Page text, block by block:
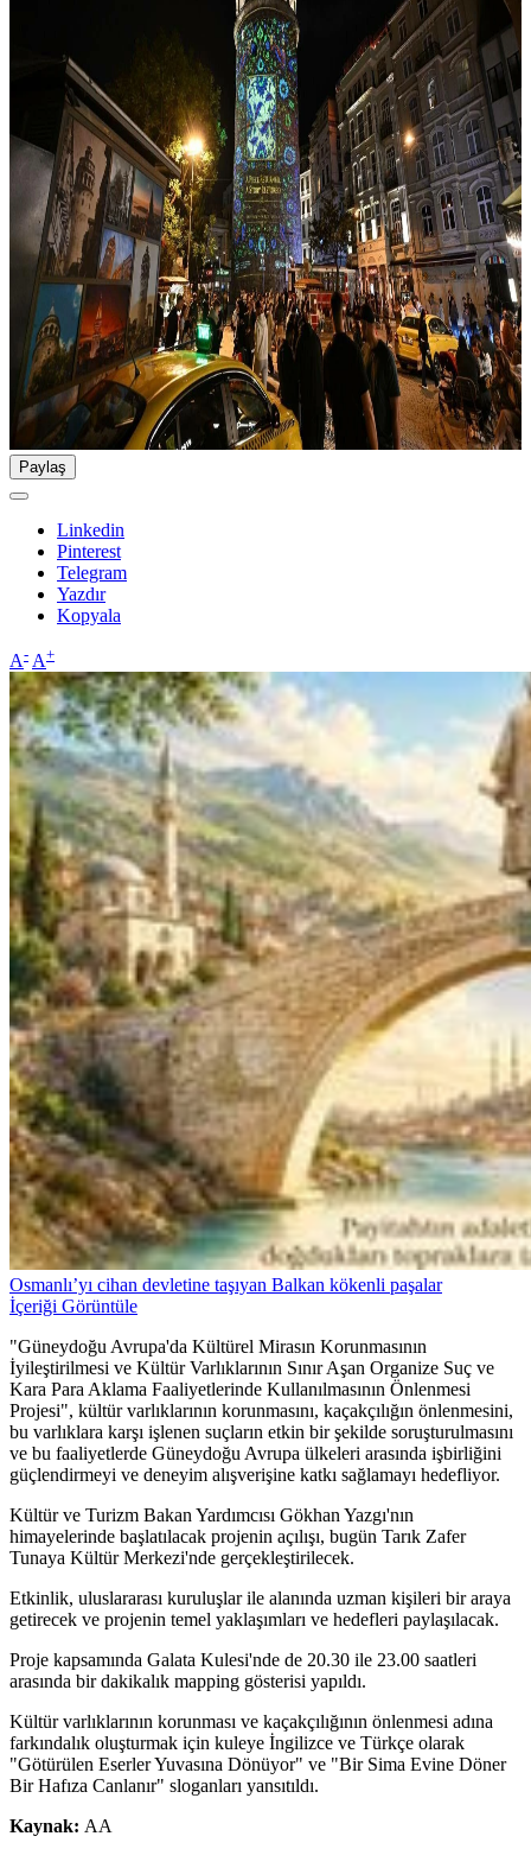
Paylaş
Linkedin
Pinterest
Telegram
Yazdır
Kopyala
A- A+
Osmanlı’yı cihan devletine taşıyan Balkan kökenli paşalar
İçeriği Görüntüle
"Güneydoğu Avrupa'da Kültürel Mirasın Korunmasının
İyileştirilmesi ve Kültür Varlıklarının Sınır Aşan Organize Suç ve
Kara Para Aklama Faaliyetlerinde Kullanılmasının Önlenmesi
Projesi", kültür varlıklarının korunmasını, kaçakçılığın önlenmesini,
bu varlıklara karşı işlenen suçların etkin bir şekilde soruşturulmasını
ve bu faaliyetlerde Güneydoğu Avrupa ülkeleri arasında işbirliğini
güçlendirmeyi ve deneyim alışverişine katkı sağlamayı hedefliyor.
Kültür ve Turizm Bakan Yardımcısı Gökhan Yazgı'nın
himayelerinde başlatılacak projenin açılışı, bugün Tarık Zafer
Tunaya Kültür Merkezi'nde gerçekleştirilecek.
Etkinlik, uluslararası kuruluşlar ile alanında uzman kişileri bir araya
getirecek ve projenin temel yaklaşımları ve hedefleri paylaşılacak.
Proje kapsamında Galata Kulesi'nde de 20.30 ile 23.00 saatleri
arasında bir dakikalık mapping gösterisi yapıldı.
Kültür varlıklarının korunması ve kaçakçılığının önlenmesi adına
farkındalık oluşturmak için kuleye İngilizce ve Türkçe olarak
"Götürülen Eserler Yuvasına Dönüyor" ve "Bir Sima Evine Döner
Bir Hafıza Canlanır" sloganları yansıtıldı.
Kaynak: AA